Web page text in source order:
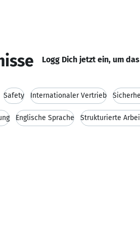
Logg Dich jetzt ein, um
Safety Internationaler Vertrieb
Englische Sprache Strukturierte